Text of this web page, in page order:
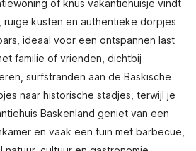
of knus vakantiehuisje vindt
ruige kusten en authentieke dorpjes
ideaal voor een ontspannen last
familie of vrienden, dichtbij
surfstranden aan de Baskische
naar historische stadjes, terwijl je
Baskenland geniet van een
en vaak een tuin met barbecue,